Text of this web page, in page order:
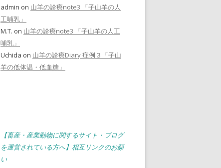
admin on 山羊の診療note3 「子山羊の人
工哺乳」
M.T. on 山羊の診療note3 「子山羊の人工
哺乳」
Uchida on 山羊の診療Diary 症例３「子山
羊の低体温・低血糖」
【畜産・産業動物に関するサイト・ブログ
を運営されている方へ】相互リンクのお願
い